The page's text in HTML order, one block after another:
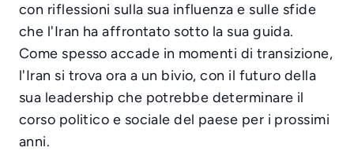
con riflessioni sulla sua influenza e sulle sfide
che l'Iran ha affrontato sotto la sua guida.
Come spesso accade in momenti di transizione,
l'Iran si trova ora a un bivio, con il futuro della
sua leadership che potrebbe determinare il
corso politico e sociale del paese per i prossimi
anni.